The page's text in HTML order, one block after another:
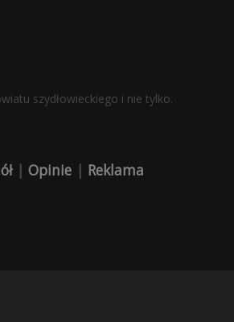
szydłowieckiego i nie tylko.
| Opinie | Reklama